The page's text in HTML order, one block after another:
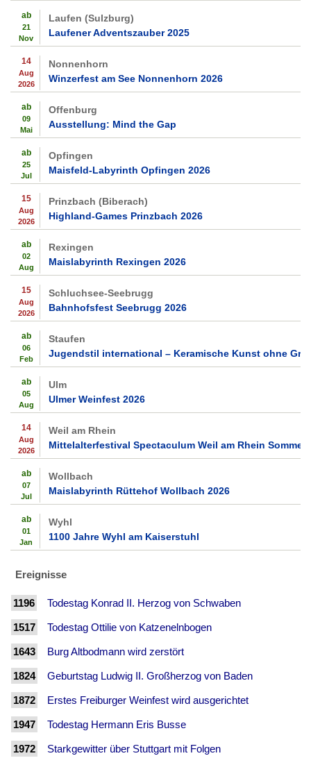
ab
21
Nov
Laufen (Sulzburg)
Laufener Adventszauber 2025
14
Aug
2026
Nonnenhorn
Winzerfest am See Nonnenhorn 2026
ab
09
Mai
Offenburg
Ausstellung: Mind the Gap
ab
25
Jul
Opfingen
Maisfeld-Labyrinth Opfingen 2026
15
Aug
2026
Prinzbach (Biberach)
Highland-Games Prinzbach 2026
ab
02
Aug
Rexingen
Maislabyrinth Rexingen 2026
15
Aug
2026
Schluchsee-Seebrugg
Bahnhofsfest Seebrugg 2026
ab
06
Feb
Staufen
Jugendstil international – Keramische Kunst ohne
ab
05
Aug
Ulm
Ulmer Weinfest 2026
14
Aug
2026
Weil am Rhein
Mittelalterfestival Spectaculum Weil am Rhein Sommer
ab
07
Jul
Wollbach
Maislabyrinth Rüttehof Wollbach 2026
ab
01
Jan
Wyhl
1100 Jahre Wyhl am Kaiserstuhl
Ereignisse
1196 Todestag Konrad II. Herzog von Schwaben
1517 Todestag Ottilie von Katzenelnbogen
1643 Burg Altbodmann wird zerstört
1824 Geburtstag Ludwig II. Großherzog von Baden
1872 Erstes Freiburger Weinfest wird ausgerichtet
1947 Todestag Hermann Eris Busse
1972 Starkgewitter über Stuttgart mit Folgen